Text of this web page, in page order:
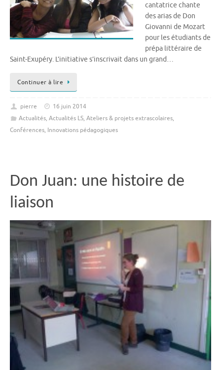
cantatrice chante
des arias de Don
Giovanni de Mozart
pour les étudiants de
prépa littéraire de
Saint-Exupéry. L’initiative s’inscrivait dans un grand…
Continuer à lire
pierre
16 juin 2014
Actualités, Actualités LS, Ateliers & projets extrascolaires,
Conférences, Innovations pédagogiques
Don Juan: une histoire de
liaison